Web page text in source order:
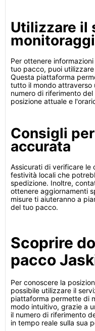
Utilizzare il
Per ottenere
tuo pacco, puoi
Questa piattaforma
tutto il mondo attraverso
numero di riferimento
posizione attuale e
Consigli
accurata
Assicurati di verificare le
festività locali che
spedizione. Inoltre,
ottenere aggiornamenti
misure ti aiuteranno a
del tuo pacco.
Scoprire
pacco
Per conoscere la
possibile utilizzare il
piattaforma permette di
modo intuitivo, grazie a
il numero di riferimento
in tempo reale sulla sua